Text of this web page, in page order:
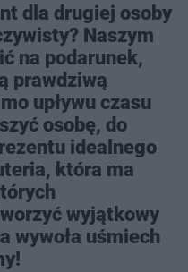
dla drugiej osoby
Naszym
na podarunek,
prawdziwą
upływu czasu
osobę, do
idealnego
która ma
wyjątkowy
wywoła uśmiech